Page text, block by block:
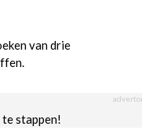
van drie
stappen!